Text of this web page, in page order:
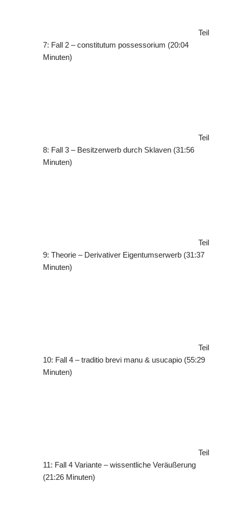
Teil
7: Fall 2 – constitutum possessorium (20:04
Minuten)
Teil
8: Fall 3 – Besitzerwerb durch Sklaven (31:56
Minuten)
Teil
9: Theorie – Derivativer Eigentumserwerb (31:37
Minuten)
Teil
10: Fall 4 – traditio brevi manu & usucapio (55:29
Minuten)
Teil
11: Fall 4 Variante – wissentliche Veräußerung
(21:26 Minuten)